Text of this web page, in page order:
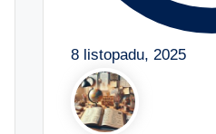
8 listopadu, 2025